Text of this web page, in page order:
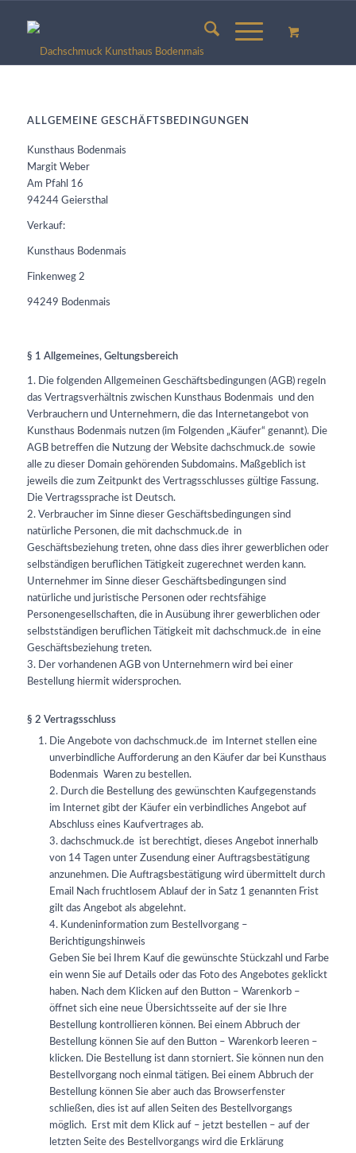
ALLGEMEINE GESCHÄFTSBEDINGUNGEN
Kunsthaus Bodenmais
Margit Weber
Am Pfahl 16
94244 Geiersthal
Verkauf:
Kunsthaus Bodenmais
Finkenweg 2
94249 Bodenmais
§ 1 Allgemeines, Geltungsbereich
1. Die folgenden Allgemeinen Geschäftsbedingungen (AGB) regeln
das Vertragsverhältnis zwischen Kunsthaus Bodenmais und den
Verbrauchern und Unternehmern, die das Internetangebot von
Kunsthaus Bodenmais nutzen (im Folgenden „Käufer“ genannt). Die
AGB betreffen die Nutzung der Website dachschmuck.de sowie
alle zu dieser Domain gehörenden Subdomains. Maßgeblich ist
jeweils die zum Zeitpunkt des Vertragsschlusses gültige Fassung.
Die Vertragssprache ist Deutsch.
2. Verbraucher im Sinne dieser Geschäftsbedingungen sind
natürliche Personen, die mit dachschmuck.de in
Geschäftsbeziehung treten, ohne dass dies ihrer gewerblichen oder
selbständigen beruflichen Tätigkeit zugerechnet werden kann.
Unternehmer im Sinne dieser Geschäftsbedingungen sind
natürliche und juristische Personen oder rechtsfähige
Personengesellschaften, die in Ausübung ihrer gewerblichen oder
selbstständigen beruflichen Tätigkeit mit dachschmuck.de in eine
Geschäftsbeziehung treten.
3. Der vorhandenen AGB von Unternehmern wird bei einer
Bestellung hiermit widersprochen.
§ 2 Vertragsschluss
Die Angebote von dachschmuck.de im Internet stellen eine
unverbindliche Aufforderung an den Käufer dar bei Kunsthaus
Bodenmais
Waren zu bestellen.
2. Durch die Bestellung des gewünschten Kaufgegenstands
im Internet gibt der Käufer ein verbindliches Angebot auf
Abschluss eines Kaufvertrages ab.
3. dachschmuck.de ist berechtigt, dieses Angebot innerhalb
von 14 Tagen unter Zusendung einer Auftragsbestätigung
anzunehmen. Die Auftragsbestätigung wird übermittelt durch
Email Nach fruchtlosem Ablauf der in Satz 1 genannten Frist
gilt das Angebot als abgelehnt.
4. Kundeninformation zum Bestellvorgang –
Berichtigungshinweis
Geben Sie bei Ihrem Kauf die gewünschte Stückzahl und Farbe
ein wenn Sie auf Details oder das Foto des Angebotes geklickt
haben. Nach dem Klicken auf den Button – Warenkorb –
öffnet sich eine neue Übersichtsseite auf der sie Ihre
Bestellung kontrollieren können. Bei einem Abbruch der
Bestellung können Sie auf den Button – Warenkorb leeren –
klicken. Die Bestellung ist dann storniert. Sie können nun den
Bestellvorgang noch einmal tätigen. Bei einem Abbruch der
Bestellung können Sie aber auch das Browserfenster
schließen, dies ist auf allen Seiten des Bestellvorgangs
möglich. Erst mit dem Klick auf – jetzt bestellen – auf der
letzten Seite des Bestellvorgangs wird die Erklärung